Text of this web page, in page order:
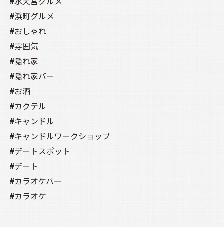
#浜町グルメ
#おしゃれ
#雰囲気
#隠れ家
#隠れ家バー
#お酒
#カクテル
#キャンドル
#キャンドルワークショップ
#デートスポット
#デート
#カラオケバー
#カラオケ